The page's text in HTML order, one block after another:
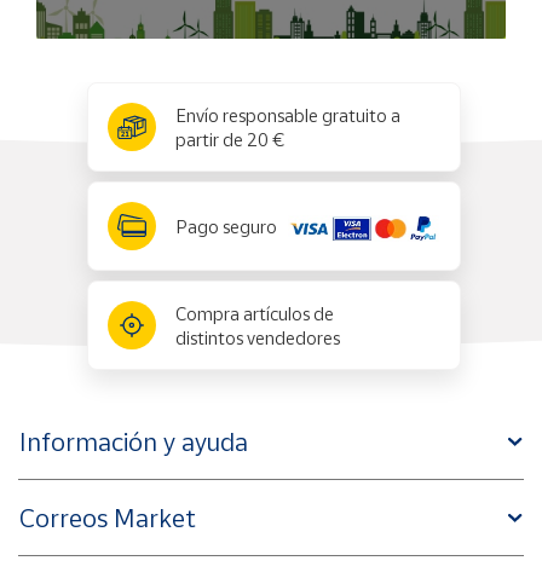
Envío responsable gratuito a
partir de 20 €
Pago seguro
Compra artículos de
distintos vendedores
Información y ayuda
Correos Market